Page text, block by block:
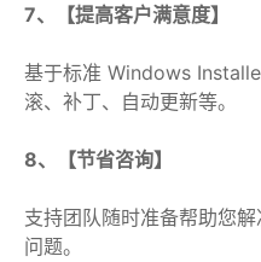
7、【提高客户满意度】
基于标准 Windows
滚、补丁、自动更新等。
8、【节省咨询】
支持团队随时准备帮助您
问题。